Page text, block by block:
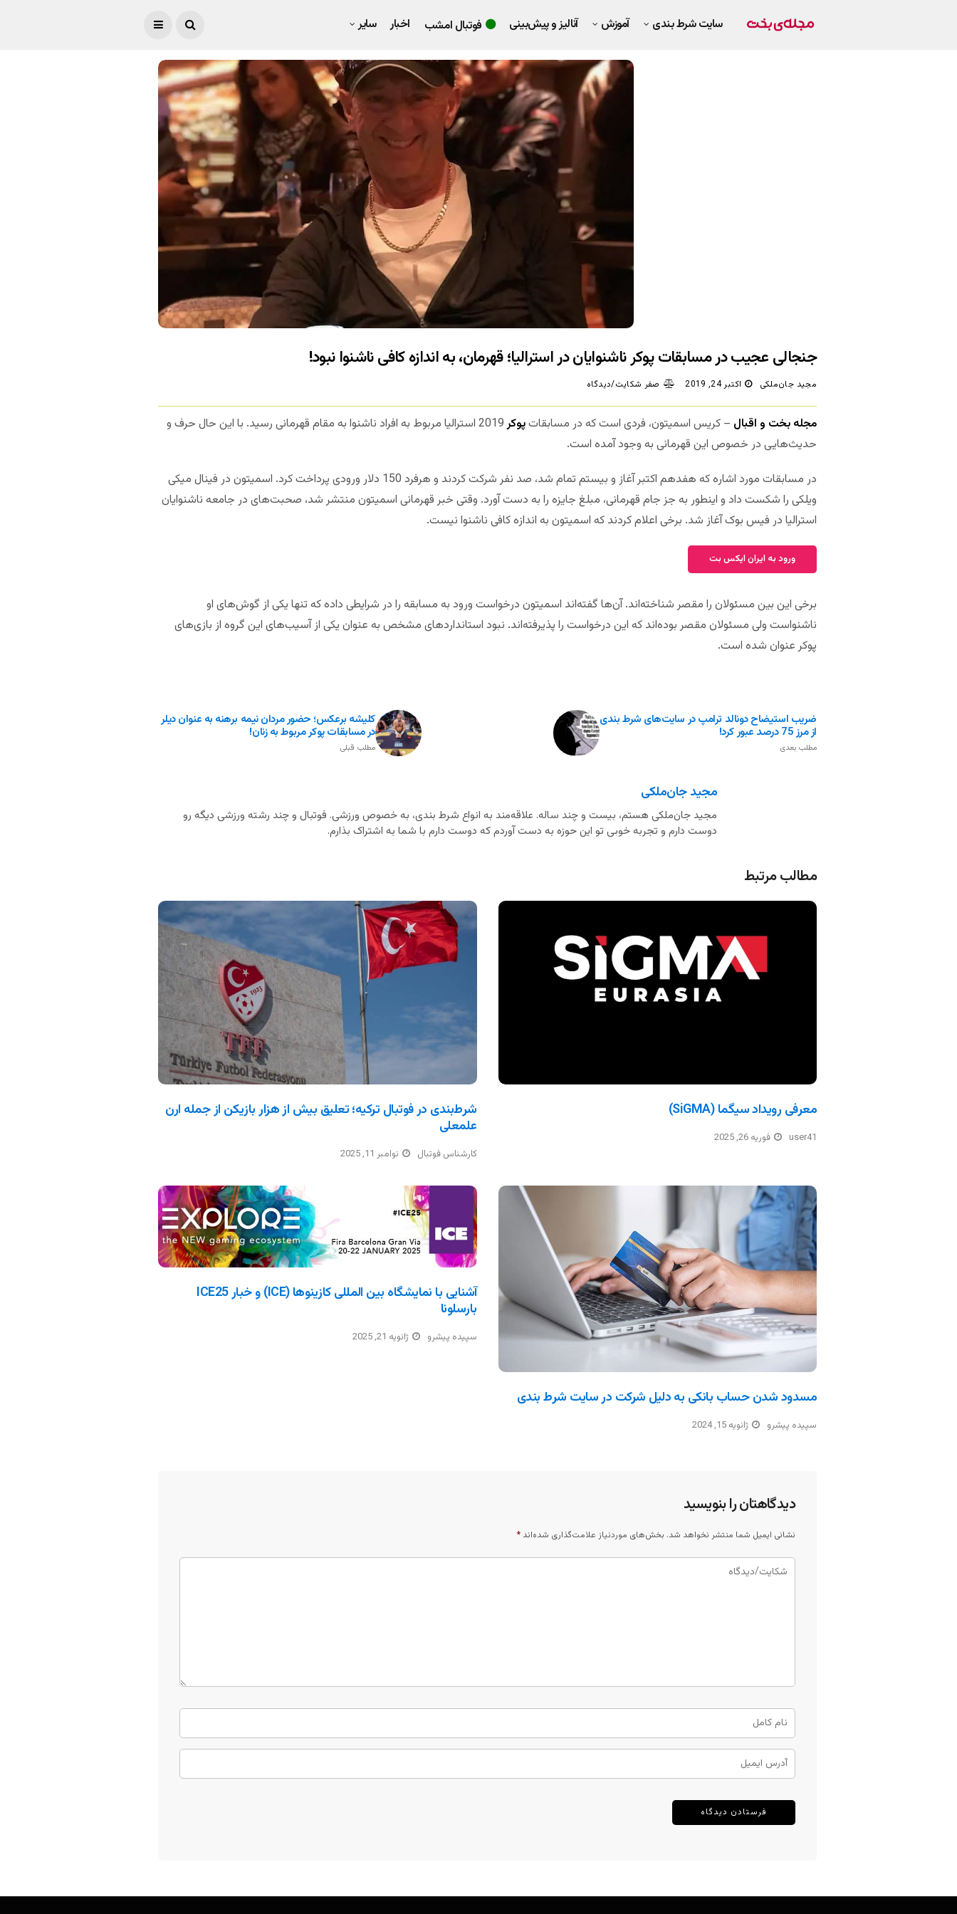
سایت شرط بندی آموزش آنالیز و پیش‌بینی فوتبال امشب اخبار سایر
جنجالی عجیب در مسابقات پوکر ناشنوایان در استرالیا؛ قهرمان، به اندازه کافی ناشنوا نبود!
مجید جان‌ملکی اکتبر 24, 2019 صفر شکایت/دیدگاه
مجله بخت و اقبال – کریس اسمیتون، فردی است که در مسابقاتپوکر
2019 استرالیا مربوط به افراد ناشنوا به مقام قهرمانی رسید. با این حال حرف و
حدیث‌هایی در خصوص این قهرمانی به وجود آمده است.
در مسابقات مورد اشاره که هفدهم اکتبر آغاز و بیستم تمام شد، صد نفر شرکت کردند و هرفرد 150 دلار ورودی پرداخت کرد. اسمیتون در فینال میکی
ویلکی را شکست داد و اینطور به جز جام قهرمانی، مبلغ جایزه را به دست آورد. وقتی خبر قهرمانی اسمیتون منتشر شد، صحبت‌های در جامعه ناشنوایان
استرالیا در فیس بوک آغاز شد. برخی اعلام کردند که اسمیتون به اندازه کافی ناشنوا نیست.
ورود به ایران ایکس بت
برخی این بین مسئولان را مقصر شناخته‌اند. آن‌ها گفته‌اند اسمیتون درخواست ورود به مسابقه را در شرایطی داده که تنها یکی از گوش‌های او
ناشنواست ولی مسئولان مقصر بوده‌اند که این درخواست را پذیرفته‌اند. نبود استانداردهای مشخص به عنوان یکی از آسیب‌های این گروه از بازی‌های
پوکر عنوان شده است.
کلیشه برعکس؛ حضور مردان نیمه برهنه به عنوان دیلر
در مسابقات پوکر مربوط به زنان!
مطلب قبلی
ضریب استیضاح دونالد ترامپ در سایت‌های شرط بندی
از مرز 75 درصد عبور کرد!
مطلب بعدی
مجید جان‌ملکی
مجید جان‌ملکی هستم، بیست و چند ساله. علاقه‌مند به انواع شرط بندی، به خصوص ورزشی. فوتبال و چند رشته ورزشی دیگه رو
دوست دارم و تجربه خوبی تو این حوزه به دست آوردم که دوست دارم با شما به اشتراک بذارم.
مطالب مرتبط
شرط‌بندی در فوتبال ترکیه؛ تعلیق بیش از هزار بازیکن از جمله ارن
علمعلی
کارشناس فوتبال نوامبر 11, 2025
معرفی رویداد سیگما (SiGMA)
user41 فوریه 26, 2025
آشنایی با نمایشگاه بین المللی کازینوها (ICE) و خبار ICE25
بارسلونا
سپیده پیشرو ژانویه 21, 2025
مسدود شدن حساب بانکی به دلیل شرکت در سایت شرط بندی
سپیده پیشرو ژانویه 15, 2024
دیدگاهتان را بنویسید
نشانی ایمیل شما منتشر نخواهد شد. بخش‌های موردنیاز علامت‌گذاری شده‌اند *